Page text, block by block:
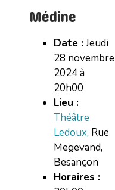
Médine
Date :Jeudi
28 novembre
2024 à
20h00
Lieu :
Théâtre
Ledoux, Rue
Megevand,
Besançon
Horaires :